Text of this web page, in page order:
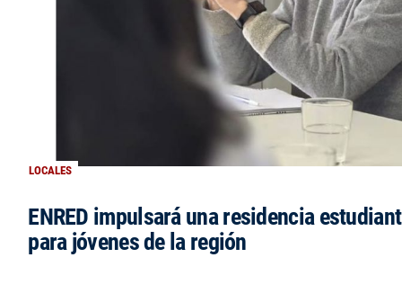
LOCALES
ENRED impulsará una residencia
para jóvenes de la región